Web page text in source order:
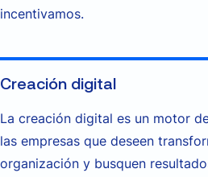
incentivamos.
Creación digital
La creación digital es un motor
las empresas que deseen
organización y busquen